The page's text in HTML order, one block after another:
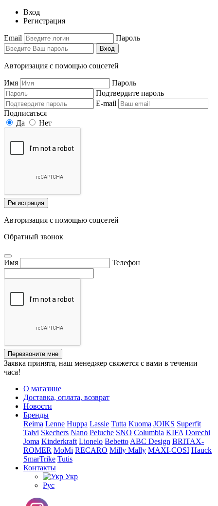
Вход
Регистрация
Email Пароль
Вход
Авторизация с помощью соцсетей
Имя
Пароль
Подтвердите пароль
E-mail
Подписаться
Да
Нет
Регистрация
Авторизация с помощью соцсетей
Обратный звонок
Имя Телефон
Перезвоните мне
Заявка принята, наш менеджер свяжется с вами в течении
часа!
О магазине
Доставка, оплата, возврат
Новости
Бренды
Reima Lenne Huppa Lassie Tutta Kuoma JOIKS Superfit
Talvi Skechers Nano Peluche SNO Columbia KIFA Dorechi
Joma Kinderkraft Lionelo Bebetto ABC Design BRITAX-
ROMER MoMi RECARO Milly Mally MAXI-COSI Hauck
SmarTrike Tutis
Контакты
Укр
Рус